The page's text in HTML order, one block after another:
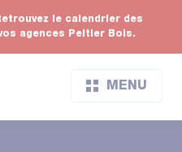
le calendrier des
agences Peltier Bois.
MENU